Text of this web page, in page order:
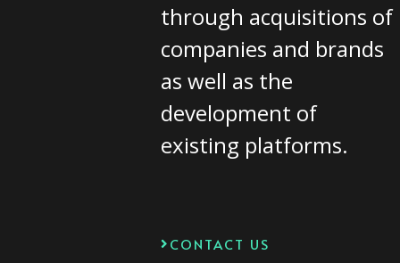
through acquisitions of
companies and brands
as well as the
development of
existing platforms.
CONTACT US